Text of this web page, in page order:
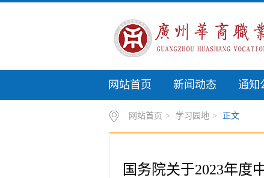
网站首页 新闻动态 通知
网站首页 > 学习园地 > 正文
国务院关于2023年